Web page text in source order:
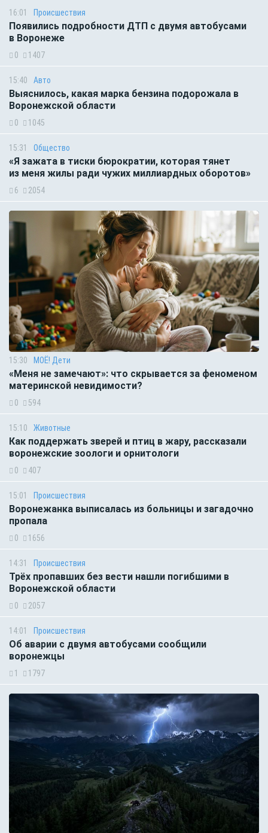
16:01 Происшествия
Появились подробности ДТП с двумя автобусами
в Воронеже
0 1407
15:40 Авто
Выяснилось, какая марка бензина подорожала в
Воронежской области
0 1045
15:31 Общество
«Я зажата в тиски бюрократии, которая тянет
из меня жилы ради чужих миллиардных оборотов»
6 2054
15:30 МОЁ! Дети
«Меня не замечают»: что скрывается за феноменом
материнской невидимости?
0 594
15:10 Животные
Как поддержать зверей и птиц в жару, рассказали
воронежские зоологи и орнитологи
0 407
15:01 Происшествия
Воронежанка выписалась из больницы и загадочно
пропала
0 1656
14:31 Происшествия
Трёх пропавших без вести нашли погибшими в
Воронежской области
0 2057
14:01 Происшествия
Об аварии с двумя автобусами сообщили
воронежцы
1 1797